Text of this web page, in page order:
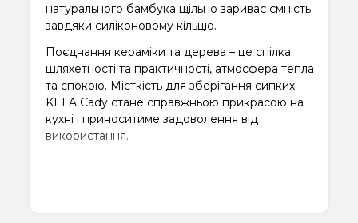
натурального бамбука щільно зариває ємність
завдяки силіконовому кільцю.
Поєднання кераміки та дерева – це спілка
шляхетності та практичності, атмосфера тепла
та спокою. Місткість для зберігання сипких
KELA Cady стане справжньою прикрасою на
кухні і приноситиме задоволення від
використання.